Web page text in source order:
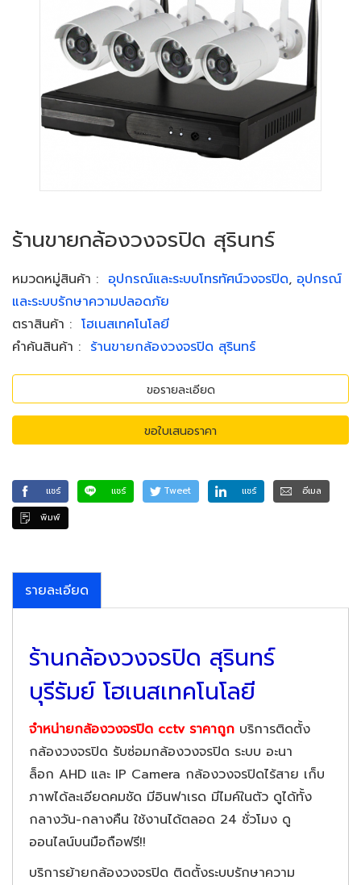
ร้านขายกล้องวงจรปิด สุรินทร์
หมวดหมู่สินค้า : อุปกรณ์และระบบโทรทัศน์วงจรปิด, อุปกรณ์
และระบบรักษาความปลอดภัย
ตราสินค้า : โฮเนสเทคโนโลยี
คำค้นสินค้า : ร้านขายกล้องวงจรปิด สุรินทร์
ขอรายละเอียด
ขอใบเสนอราคา
แชร์ แชร์ Tweet แชร์
อีเมล
พิมพ์
รายละเอียด
ร้านกล้องวงจรปิด สุรินทร์
บุรีรัมย์ โฮเนสเทคโนโลยี
จำหน่ายกล้องวงจรปิด cctv ราคาถูก บริการติดตั้ง
กล้องวงจรปิด รับซ่อมกล้องวงจรปิด ระบบ อะนา
ล็อก AHD และ IP Camera กล้องวงจรปิดไร้สาย เก็บ
ภาพได้ละเอียดคมชัด มีอินฟาเรด มีไมค์ในตัว ดูได้ทั้ง
กลางวัน-กลางคืน ใช้งานได้ตลอด 24 ชั่วโมง ดู
ออนไลน์บนมือถือฟรี!!
บริการย้ายกล้องวงจรปิด ติดตั้งระบบรักษาความ